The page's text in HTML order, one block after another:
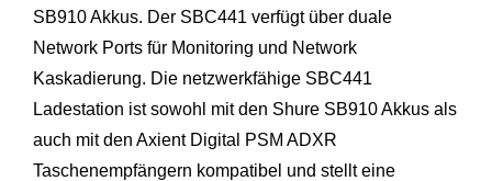
SB910 Akkus. Der SBC441 verfügt über duale
Network Ports für Monitoring und Network
Kaskadierung. Die netzwerkfähige SBC441
Ladestation ist sowohl mit den Shure SB910 Akkus als
auch mit den Axient Digital PSM ADXR
Taschenempfängern kompatibel und stellt eine